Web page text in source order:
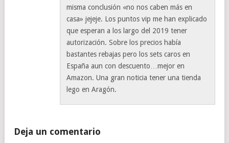
misma conclusión «no nos caben más en
casa» jejeje. Los puntos vip me han explicado
que esperan a los largo del 2019 tener
autorización. Sobre los precios había
bastantes rebajas pero los sets caros en
España aun con descuento…mejor en
Amazon. Una gran noticia tener una tienda
lego en Aragón.
Deja un comentario